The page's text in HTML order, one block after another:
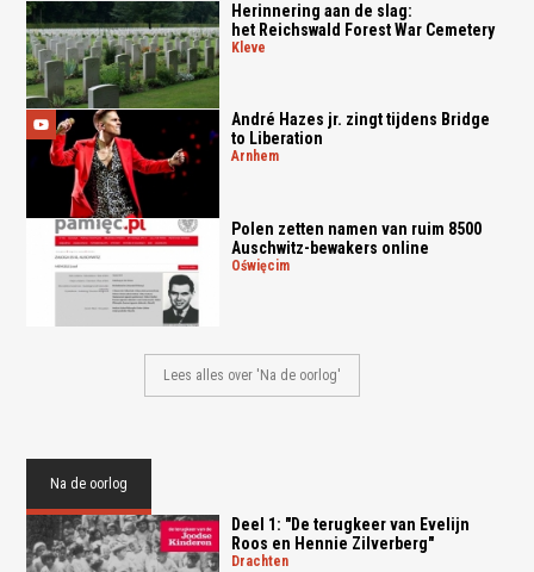
Herinnering aan de slag:
het Reichswald Forest War Cemetery
kleve
André Hazes jr. zingt tijdens Bridge
to Liberation
arnhem
Polen zetten namen van ruim 8500
Auschwitz-bewakers online
oświęcim
Lees alles over 'Na de oorlog'
Na de oorlog
Deel 1: "De terugkeer van Evelijn
Roos en Hennie Zilverberg"
drachten